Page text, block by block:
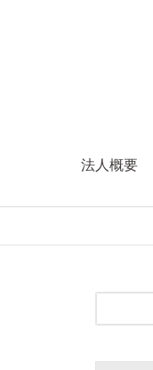
法人概要